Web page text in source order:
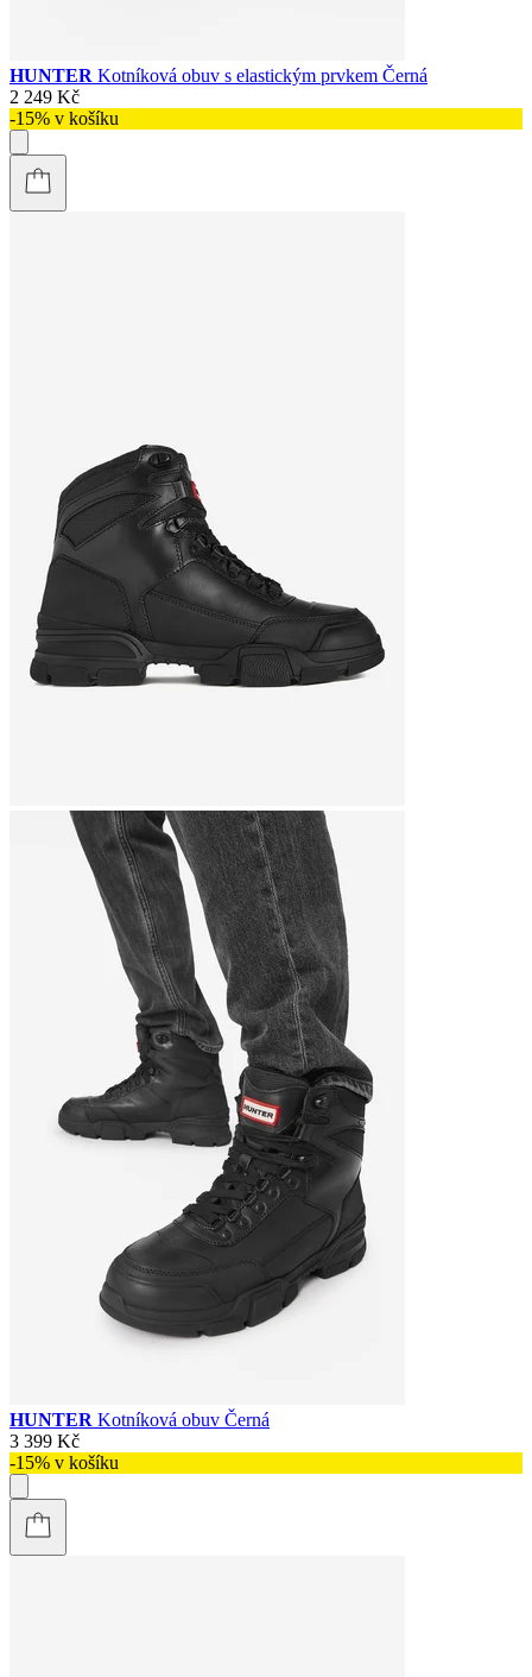
HUNTER Kotníková obuv s elastickým prvkem Černá
2 249 Kč
-15% v košíku
HUNTER Kotníková obuv Černá
3 399 Kč
-15% v košíku